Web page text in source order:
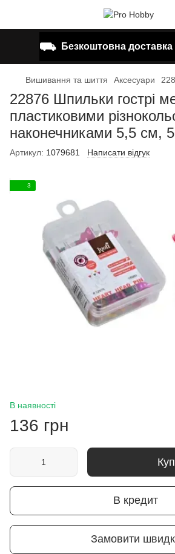
⛟ Безкоштовна доставка
Вишивання та шиття Аксесуари
22876 Шпильки гострі
пластиковими
наконечниками 5,5 см,
Артикул: 1079681 Написати відгук
3
В наявності
136 грн
В кредит
Замовити